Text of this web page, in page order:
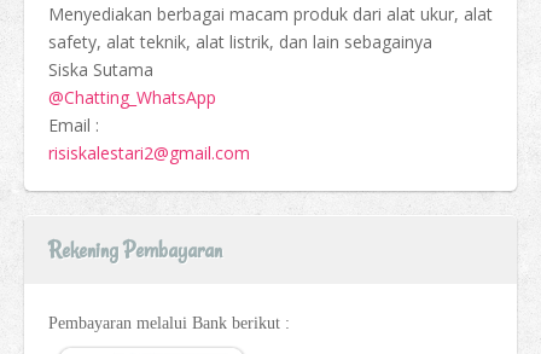
Menyediakan berbagai macam produk dari alat ukur, alat
safety, alat teknik, alat listrik, dan lain sebagainya
Siska Sutama
@Chatting_WhatsApp
Email :
risiskalestari2@gmail.com
Rekening Pembayaran
Pembayaran melalui Bank berikut :